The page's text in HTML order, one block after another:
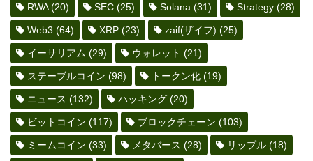
RWA(20) SEC (25) Solana (31) Strategy (28)
Web3 (64) XRP (23) zaif(ザイフ) (25)
イーサリアム (29) ウォレット (21)
ステーブルコイン (98) トークン化 (19)
ニュース (132) ハッキング (20)
ビットコイン (117) ブロックチェーン (103)
ミームコイン (33) メタバース (28) リップル (18)